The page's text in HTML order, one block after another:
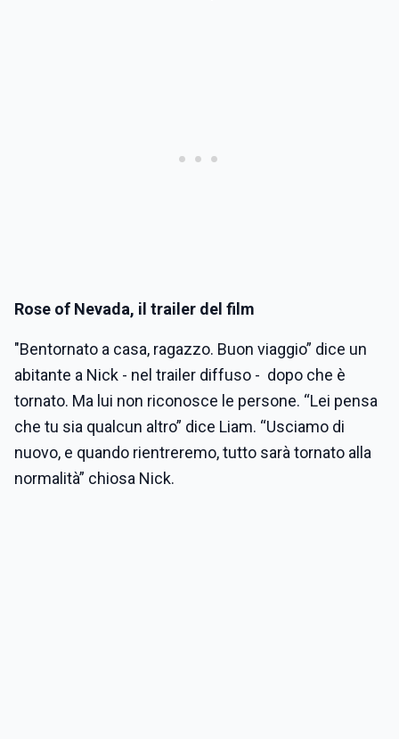
Rose of Nevada, il trailer del film
"Bentornato a casa, ragazzo. Buon viaggio” dice un
abitante a Nick - nel trailer diffuso - dopo che è
tornato. Ma lui non riconosce le persone. “Lei pensa
che tu sia qualcun altro” dice Liam. “Usciamo di
nuovo, e quando rientreremo, tutto sarà tornato alla
normalità” chiosa Nick.